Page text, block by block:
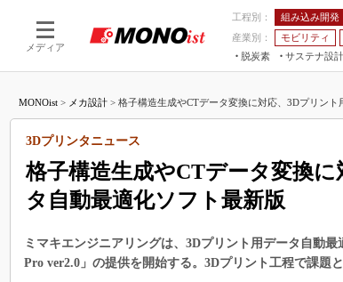
メディア
工程別： 組み込み開発
産業別：
モビリティ
脱炭素
サステナ設計
つながる工場AI×設備保全
MONOist > メカ設計 > 格子構造生成やCTデータ変換に対応、3Dプリント
格子構造生成やCTデータ変換
タ自動最適化ソフト最新版
3Dプリンタニュース
ミマキエンジニアリングは、3Dプリント用データ自動
Pro ver2.0」の提供を開始する。3Dプリント工程で課題